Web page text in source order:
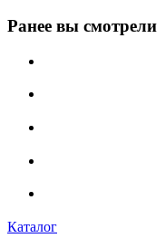
Ранее вы смотрели
Каталог